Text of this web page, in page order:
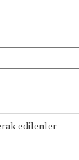
edilenler